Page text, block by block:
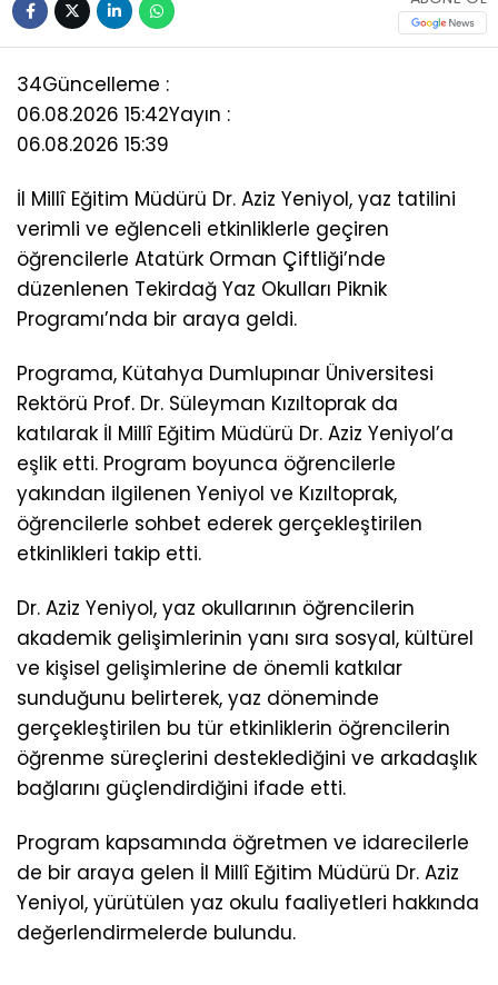
34Güncelleme :
06.08.2026 15:42Yayın :
06.08.2026 15:39
İl Millî Eğitim Müdürü Dr. Aziz Yeniyol, yaz tatilini
verimli ve eğlenceli etkinliklerle geçiren
öğrencilerle Atatürk Orman Çiftliği’nde
düzenlenen Tekirdağ Yaz Okulları Piknik
Programı’nda bir araya geldi.
Programa, Kütahya Dumlupınar Üniversitesi
Rektörü Prof. Dr. Süleyman Kızıltoprak da
katılarak İl Millî Eğitim Müdürü Dr. Aziz Yeniyol’a
eşlik etti. Program boyunca öğrencilerle
yakından ilgilenen Yeniyol ve Kızıltoprak,
öğrencilerle sohbet ederek gerçekleştirilen
etkinlikleri takip etti.
Dr. Aziz Yeniyol, yaz okullarının öğrencilerin
akademik gelişimlerinin yanı sıra sosyal, kültürel
ve kişisel gelişimlerine de önemli katkılar
sunduğunu belirterek, yaz döneminde
gerçekleştirilen bu tür etkinliklerin öğrencilerin
öğrenme süreçlerini desteklediğini ve arkadaşlık
bağlarını güçlendirdiğini ifade etti.
Program kapsamında öğretmen ve idarecilerle
de bir araya gelen İl Millî Eğitim Müdürü Dr. Aziz
Yeniyol, yürütülen yaz okulu faaliyetleri hakkında
değerlendirmelerde bulundu.